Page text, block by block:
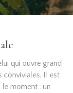
qui ouvre grand
conviviales. Il est
moment : un